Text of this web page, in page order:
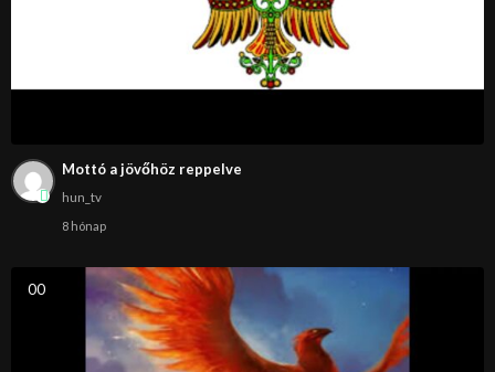
Mottó a jövőhöz reppelve
hun_tv
8 hónap
00